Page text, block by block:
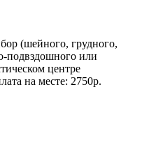
(шейного, грудного,
подвздошного или
центре
на месте: 2750р.